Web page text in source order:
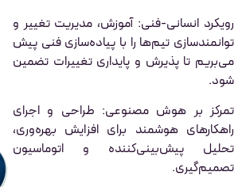
رویکرد انسانی-فنی: آموزش، مدیریت تغییر و
توانمندسازی تیم‌ها را با پیاده‌سازی فنی پیش
می‌بریم تا پذیرش و پایداری تغییرات تضمین
شود.
تمرکز بر هوش مصنوعی: طراحی و اجرای
راهکارهای هوشمند برای افزایش بهره‌وری،
تحلیل پیش‌بینی‌کننده و اتوماسیون
تصمیم‌گیری.